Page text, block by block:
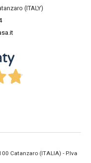
(ITALY)
Catanzaro (ITALIA) - P.Iva